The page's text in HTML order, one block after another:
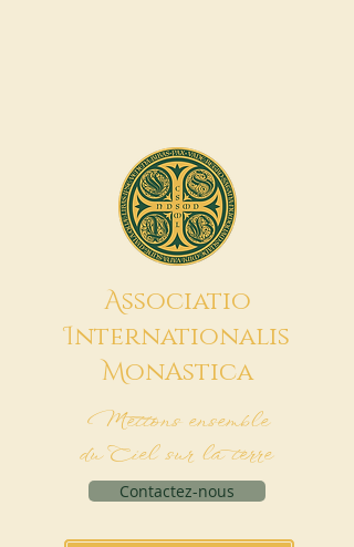
Associatio
Internationalis
MonAstica
Mettons ensemble
du Ciel sur la terre
Contactez-nous